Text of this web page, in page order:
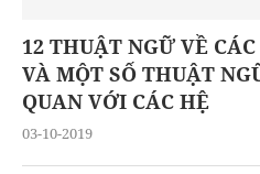
12 THUẬT NGỮ VỀ
VÀ MỘT SỐ THUẬT
QUAN VỚI CÁC HỆ
03-10-2019